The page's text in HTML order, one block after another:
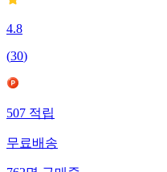
4.8
(30)
507적립
무료배송